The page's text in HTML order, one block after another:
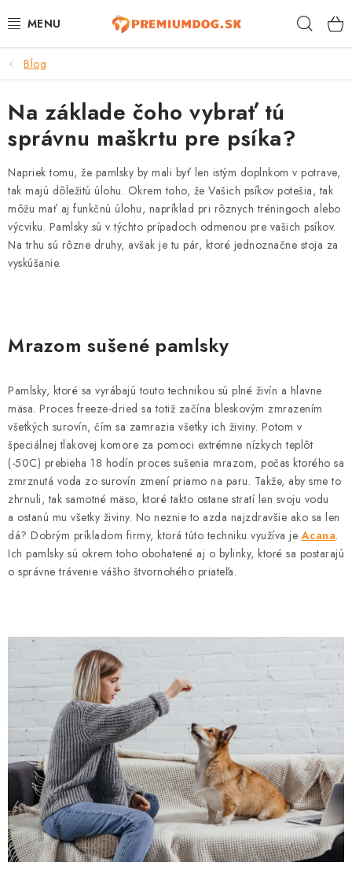
na
TOP 100 PRODUKTOV
NOVINKY
AKCIE
ÚTULKY
KONTAKTY
PSY
HLODAVCE
PAPAGÁJE
HOSPODÁRSKE ZVIERATÁ
DEZINFEKČNÉ PROSTRIEDKY
VONKAJŠIE VTÁCTVO
GELOREN KĽBOVÁ VÝŽIVA
Kontakty Predajňa Bonusový program
Blog
Na základe čoho vybrať tú
správnu maškrtu pre psíka?
Napriek tomu, že pamlsky by mali byť len istým doplnkom v potrave,
tak majú dôležitú úlohu. Okrem toho, že Vašich psíkov potešia, tak
môžu mať aj funkčnú úlohu, napríklad pri rôznych tréningoch alebo
výcviku. Pamlsky sú v týchto prípadoch odmenou pre vašich psíkov.
Na trhu sú rôzne druhy, avšak je tu pár, ktoré jednoznačne stoja za
vyskúšanie.
Mrazom sušené pamlsky
Pamlsky, ktoré sa vyrábajú touto technikou sú plné živín a hlavne
mäsa. Proces freeze-dried sa totiž začína bleskovým zmrazením
všetkých surovín, čím sa zamrazia všetky ich živiny. Potom v
špeciálnej tlakovej komore za pomoci extrémne nízkych teplôt
(-50C) prebieha 18 hodín proces sušenia mrazom, počas ktorého sa
zmrznutá voda zo surovín zmení priamo na paru. Takže, aby sme to
zhrnuli, tak samotné mäso, ktoré takto ostane stratí len svoju vodu
a ostanú mu všetky živiny. No neznie to azda najzdravšie ako sa len
dá? Dobrým príkladom firmy, ktorá túto techniku využíva je Acana.
Ich pamlsky sú okrem toho obohatené aj o bylinky, ktoré sa postarajú
o správne trávenie vášho štvornohého priateľa.